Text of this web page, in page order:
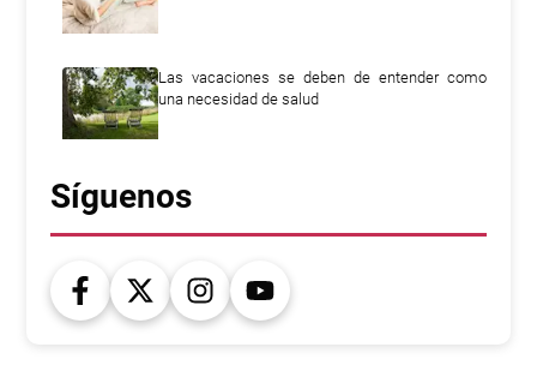
Las vacaciones se deben de entender como
una necesidad de salud
Síguenos